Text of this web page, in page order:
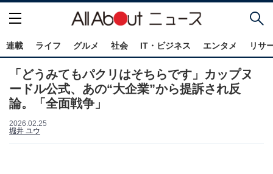
連載 ライフ グルメ 社会 IT・ビジネス エンタメ リサ
「どうみてもパクリはそちらです」カップヌ
ードル公式、あの“大企業”から提訴され反
論。「全面戦争」
2026.02.25
堀井 ユウ